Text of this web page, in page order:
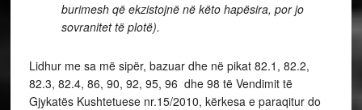
burimesh që ekzistojnë në këto hapësira, por jo
sovranitet të plotë).
Lidhur me sa më sipër, bazuar dhe në pikat 82.1, 82.2,
82.3, 82.4, 86, 90, 92, 95, 96 dhe 98 të Vendimit të
Gjykatës Kushtetuese nr.15/2010, kërkesa e paraqitur do